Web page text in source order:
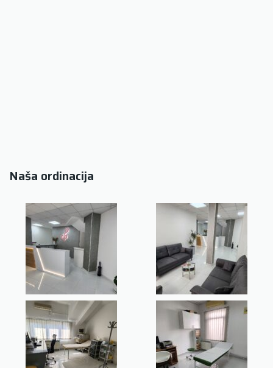
Naša ordinacija